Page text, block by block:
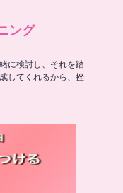
ング
に検討し、それを踏
してくれるから、挫